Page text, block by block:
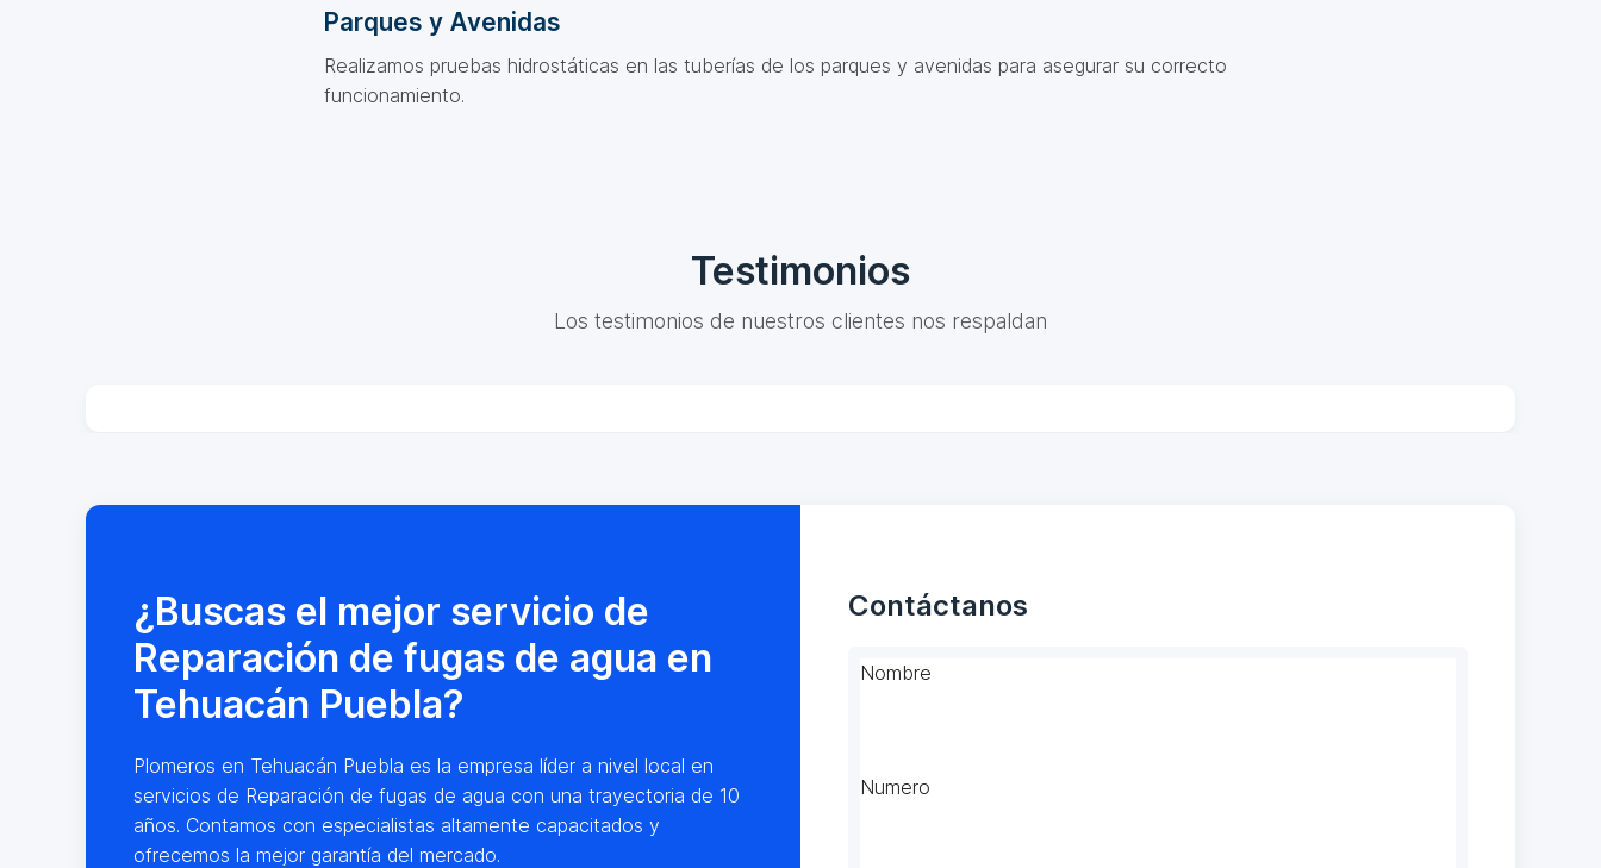
Parques y Avenidas
Realizamos pruebas hidrostáticas en las tuberías de los parques y avenidas para asegurar su correcto
funcionamiento.
Testimonios
Los testimonios de nuestros clientes nos respaldan
¿Buscas el mejor servicio de
Reparación de fugas de agua en
Tehuacán Puebla?
Plomeros en Tehuacán Puebla es la empresa líder a nivel local en
servicios de Reparación de fugas de agua con una trayectoria de 10
años. Contamos con especialistas altamente capacitados y
ofrecemos la mejor garantía del mercado.
Contáctanos
Nombre
Numero